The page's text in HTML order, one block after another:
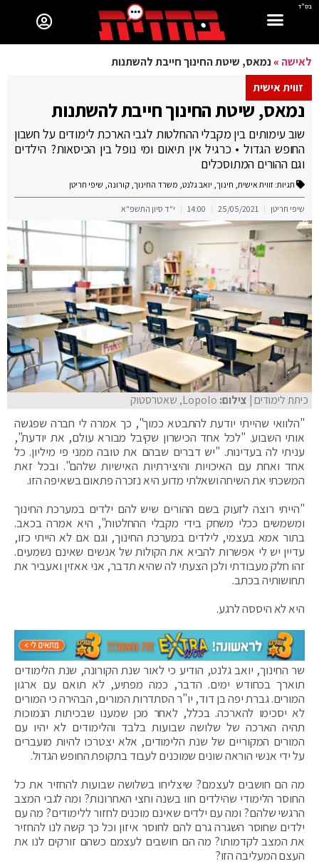
בס"ד
לאישה »נמאס, שיטת החינוך חייבת להשתנות
זווית אישית
נמאס, שיטת החינוך חייבת להשתנות
שוב עימותים בין מקבלי ההחלטות לגבי הארכת לימודים על חשבון
החופש הגדול • כרגיל אין תיאום ומי נופל בין הכיסאות? הילדים
וגם ההורים המתוסכלים
תגיות: זווית אישית, חינוך, יואב גלנט, משרד החינוך, קורונה, שיפי חריטן
שיפי חריטן 25/05/2021
14:00 י"ד סיון התשפ"א
כיתת לימודים | צילום: Lopolo, שאטרסטוק
"הלוואי שהייתי יודעת להתבטא כמוך", כך אמרה לי חברה שפגשה
אותי השבוע. "לכל אחד הכישרון שקיבל מבורא עולם, את יודעת",
עניתי לה בעדינות. "יש דברים שבהם את טובה ממני פי מיליון. כל
אחד ואחת עם האיכויות והיצירתיות האישיות שלהם". ובכל זאת
המשכתי את השיחה ושאלתי מדוע היא נזכרה פתאום בשאיפה הזו.
"הייתי רוצה לזעוק בשם ההורים שיש להם ילדים במערכת החינוך
ומשמשים ככלי משחק בידי מקבלי ההחלטות", היא אמרה בכאב.
בתור אמא בעצמי, לילדים במערכת החינוך, וגם אם לא הייתי כזו,
עדיין יש לי אפשרות להביא את הקולות של אנשים שאינם נשמעים.
זהו חלק מעבודתי ולכן הצעתי לה שהיא תדבר, אני אאזין ואעביר את
תחושותיה בכתב.
היא לא היססה לרגע.
שר החינוך, יואב גלנט, הודיע כי לאור שנת הקורונה, שנת הלימודים
תוארך בכחודש ימים. הדבר, כמה מפתיע, לא תואם עם ארגון
המורים. גברת יפה בן דוד, יו"ר הסתדרות המורים, הבהירה כי המורים
לא יסכימו להארכה. בכלל, לאחר מכן שמענו שבכיתות הנמוכות
תהיה הארכה של שלושה שבועות בלבד והלימודים לא יהיו עם
המורים המקוריים של שנת הלימודים, אלא יצטרכו להיות מועברים
על ידי אנשי הוראה שונים שמוכנים לעבוד בתקופת החופש הגדול.
מה הם חושבים לעצמם? שיצליחו בשלושה שבועות להחזיר את כל
החוסר הלימודי שהילדים חוו בשנה וחצי האחרונות? ומה לגבי המצב
הרגשי שלהם? ומה עם ילדים שאינם מוכנים לחזור ללימודים? מה עם
ילדים שחוסר השגרה גרם להם לחוסר איזון וכל כך קשה לנו להחזיר
את המצב לקדמותו? מה הם חושבים לעצמם כשהם זורקים לנו את
העצם המעליבה הזו?